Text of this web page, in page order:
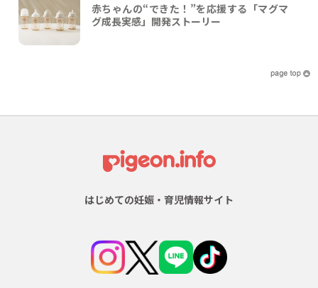
赤ちゃんの“できた！”を応援する「マグマ
グ成長実感」開発ストーリー
はじめての妊娠・育児情報サイト